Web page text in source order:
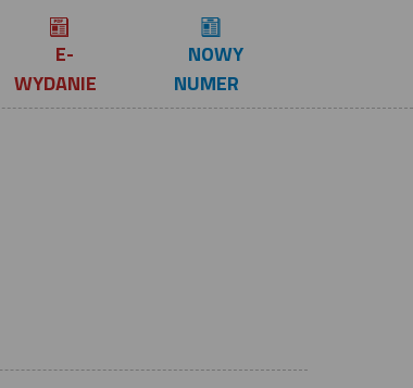
E-
WYDANIE
NOWY
NUMER